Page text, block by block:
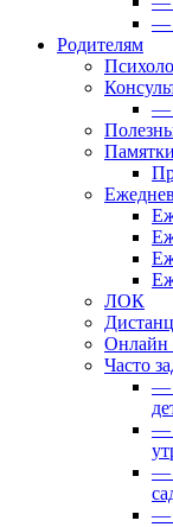
—
Родителям
—
ЛОК
Онлайн
Часто
—
—
—
—